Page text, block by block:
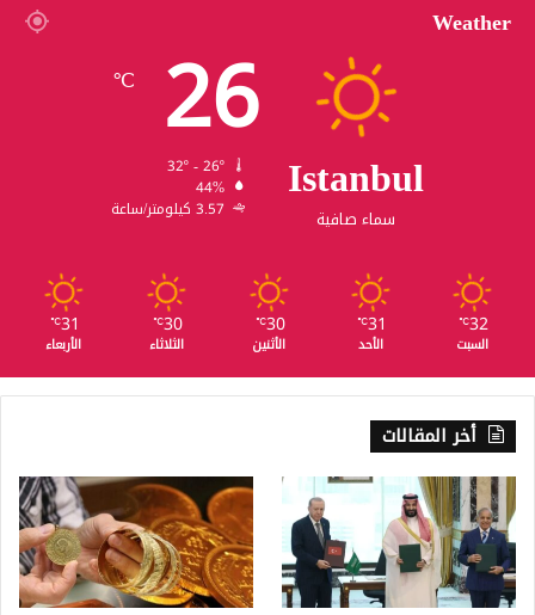
Weather
Istanbul
سماء صافية
26
℃
44%
3.57 كيلومتر/ساعة
32
℃
السبت
31
℃
الأحد
30
℃
الأثنين
30
℃
الثلاثاء
31
℃
الأربعاء
أخر المقالات